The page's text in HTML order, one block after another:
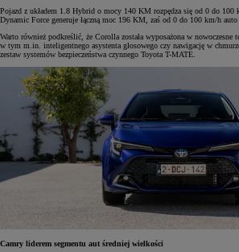
Pojazd z układem 1.8 Hybrid o mocy 140 KM rozpędza się od 0 do
Dynamic Force generuje łączną moc 196 KM, zaś od 0 do 100 km/h
Warto również podkreślić, że Corolla została wyposażona w
w tym m.in. inteligentnego asystenta głosowego czy nawigację w
zestaw systemów bezpieczeństwa czynnego Toyota T-MATE.
Camry liderem segmentu aut średniej wielkości